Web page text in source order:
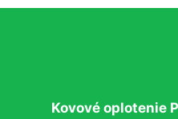
Kovové oplotenie